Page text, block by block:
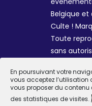
En poursuivant votre
vous acceptez l’utilisation
vous proposer du contenu
des statistiques de visites.
Belgique et
Culte !
Toute
sans
Sophie R.